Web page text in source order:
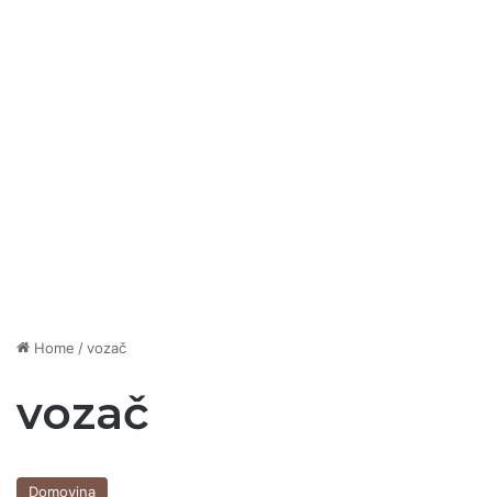
Home /vozač
vozač
Domovina